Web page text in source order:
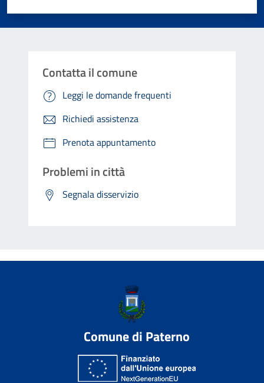
Contatta il comune
Leggi le domande frequenti
Richiedi assistenza
Prenota appuntamento
Problemi in città
Segnala disservizio
Comune di Paterno